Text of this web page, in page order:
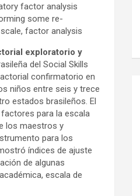
factor analysis
some re-
factor analysis
exploratorio y
del Social Skills
confirmatorio en
niños entre seis y trece
estados brasileños. El
para la escala
los maestros y
para los
índices de ajuste
de algunas
escala de